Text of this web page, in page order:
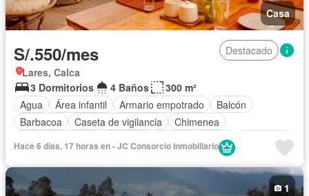
Casa
S/.550/mes
Destacado
Lares, Calca
3 Dormitorios
4 Baños
300 m²
Agua
Área infantil Armario empotrado
Balcón
Barbacoa
Caseta de vigilancia
Chimenea
Jardín
Seguridad
Permite niños
Completamente amoblado
Hace 6 días, 17 horas en - JC Consorcio Inmobiliario
1